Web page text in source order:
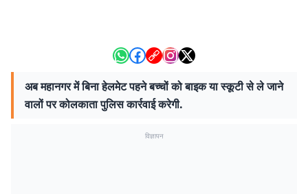
अब महानगर में बिना हेलमेट पहने बच्चों को बाइक या स्कूटी से ले जाने
वालों पर कोलकाता पुलिस कार्रवाई करेगी.
विज्ञापन